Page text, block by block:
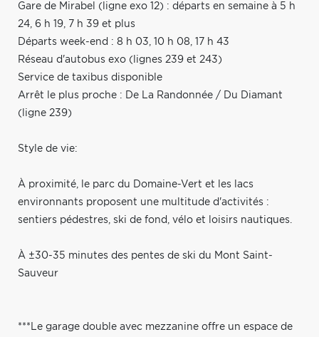
Gare de Mirabel (ligne exo 12) : départs en semaine à 5 h
24, 6 h 19, 7 h 39 et plus
Départs week-end : 8 h 03, 10 h 08, 17 h 43
Réseau d'autobus exo (lignes 239 et 243)
Service de taxibus disponible
Arrêt le plus proche : De La Randonnée / Du Diamant
(ligne 239)
Style de vie:
À proximité, le parc du Domaine-Vert et les lacs
environnants proposent une multitude d'activités :
sentiers pédestres, ski de fond, vélo et loisirs nautiques.
À ±30-35 minutes des pentes de ski du Mont Saint-
Sauveur
***Le garage double avec mezzanine offre un espace de